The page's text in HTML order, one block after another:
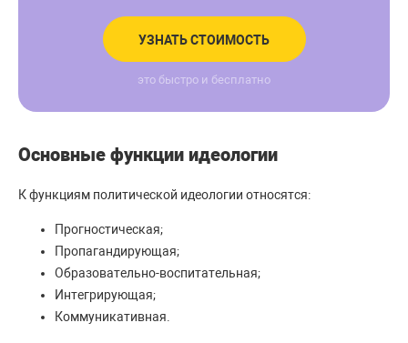
УЗНАТЬ СТОИМОСТЬ
это быстро и бесплатно
Основные функции идеологии
К функциям политической идеологии относятся:
Прогностическая;
Пропагандирующая;
Образовательно-воспитательная;
Интегрирующая;
Коммуникативная.